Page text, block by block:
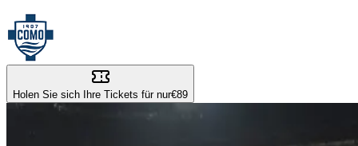
Holen Sie sich Ihre Tickets für nur€89